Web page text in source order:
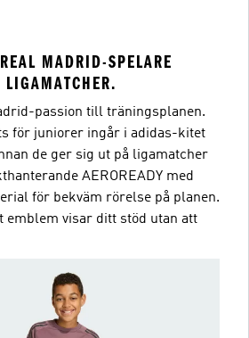
MADRID-SPELARE
passion till träningsplanen.
för juniorer ingår i adidas-kitet
de ger sig ut på ligamatcher
AEROREADY med
för bekväm rörelse på planen.
emblem visar ditt stöd utan att